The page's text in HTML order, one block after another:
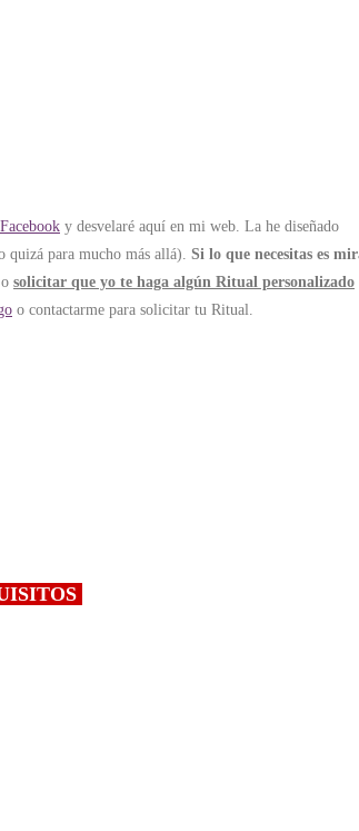
y desvelaré aquí en mi web. La he diseñado
quizá para mucho más allá). Si lo que necesitas es
solicitar que yo te haga algún Ritual personalizado
o contactarme para solicitar tu Ritual.